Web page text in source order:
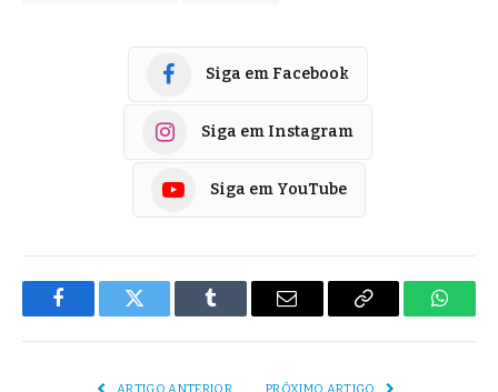
Siga em Facebook
Siga em Instagram
Siga em YouTube
FacebookTwitter Tumblr
E-
Copiar
ARTIGO ANTERIOR PRÓXIMO ARTIGO